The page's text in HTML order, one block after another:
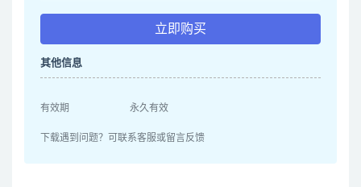
立即购买
其他信息
有效期 永久有效
下载遇到问题？可联系客服或留言反馈